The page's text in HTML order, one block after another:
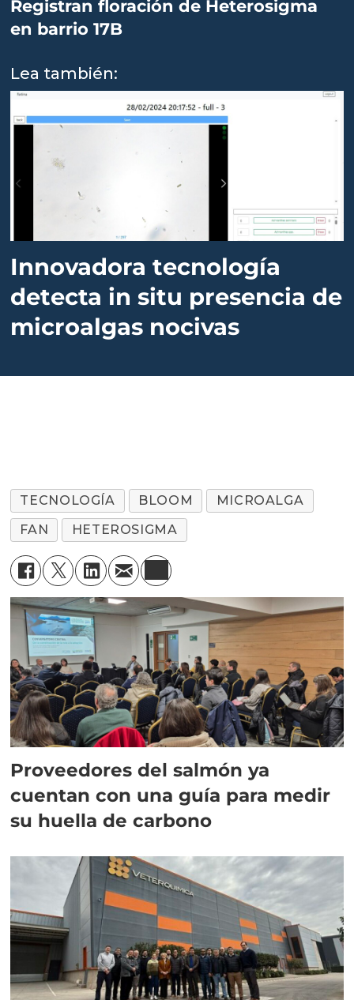
Registran floración de Heterosigma
en barrio 17B
Lea también:
Innovadora tecnología
detecta in situ presencia de
microalgas nocivas
TECNOLOGÍA BLOOM
MICROALGA
FAN
HETEROSIGMA
Proveedores del salmón ya
cuentan con una guía para medir
su huella de carbono